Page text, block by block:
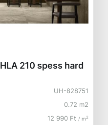
210 spess hard
UH-828751
0.72 m2
12 990 Ft / m2